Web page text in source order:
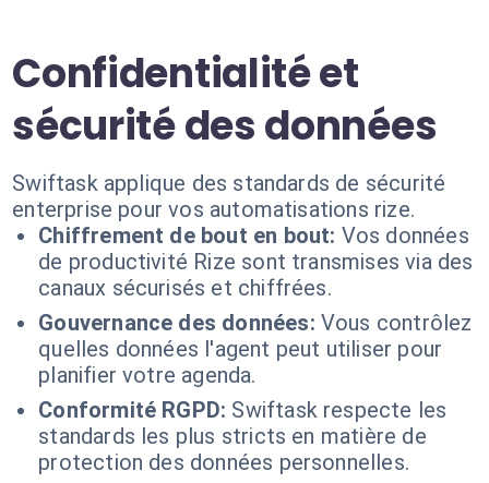
Confidentialité et
sécurité des données
Swiftask applique des standards de sécurité
enterprise pour vos automatisations rize.
Chiffrement de bout en bout: Vos données
de productivité Rize sont transmises via des
canaux sécurisés et chiffrées.
Gouvernance des données: Vous contrôlez
quelles données l'agent peut utiliser pour
planifier votre agenda.
Conformité RGPD: Swiftask respecte les
standards les plus stricts en matière de
protection des données personnelles.